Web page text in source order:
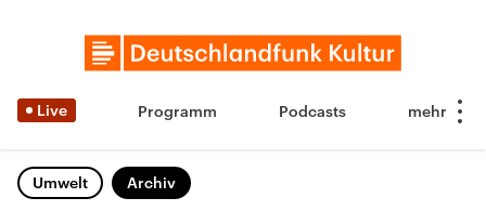
Live Programm Podcasts
Umwelt Archiv